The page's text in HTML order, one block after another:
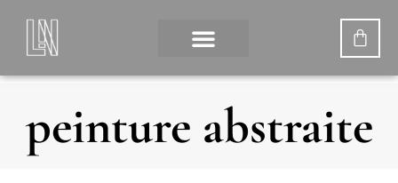
peinture abstraite